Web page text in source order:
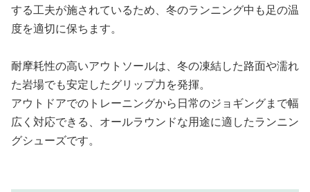
する工夫が施されているため、冬のランニング中も足の温
度を適切に保ちます。
耐摩耗性の高いアウトソールは、冬の凍結した路面や濡れ
た岩場でも安定したグリップ力を発揮。
アウトドアでのトレーニングから日常のジョギングまで幅
広く対応できる、オールラウンドな用途に適したランニン
グシューズです。